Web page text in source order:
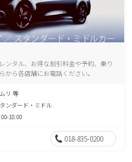
ンタル、お得な割引料金や予約、乗り
から各店舗にお電話ください。
リ 等
ンダード・ミドル
18:00
018-835-0200